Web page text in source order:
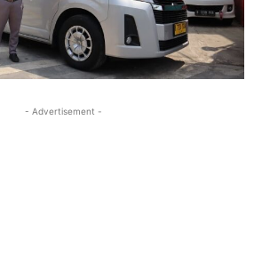
- Advertisement -